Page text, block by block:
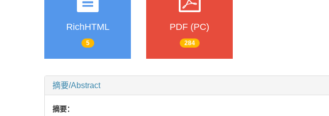
RichHTML
5
PDF (PC)
284
摘要/Abstract
摘要：